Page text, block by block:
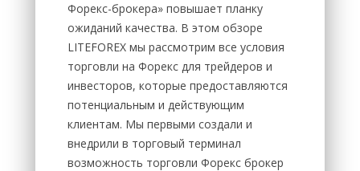
Форекс-брокера» повышает планку
ожиданий качества. В этом обзоре
LITEFOREX мы рассмотрим все условия
торговли на Форекс для трейдеров и
инвесторов, которые предоставляются
потенциальным и действующим
клиентам. Мы первыми создали и
внедрили в торговый терминал
возможность торговли Форекс брокер